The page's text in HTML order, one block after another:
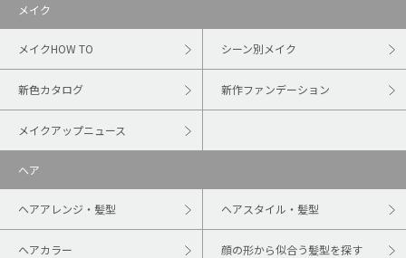
メイク
メイクHOW TO シーン別メイク
新色カタログ 新作ファンデーション
メイクアップニュース
ヘア
ヘアアレンジ・髪型 ヘアスタイル・髪型
ヘアカラー 顔の形から似合う髪型を探す